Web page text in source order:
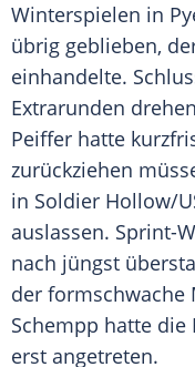
Winterspielen in
übrig geblieben,
einhandelte.
Extrarunden
Peiffer hatte
zurückziehen
in Soldier Hollow/
auslassen. Sprint-
nach jüngst
der formschwache
Schempp hatte die
erst angetreten.